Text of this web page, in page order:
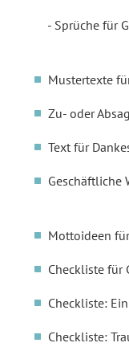
Sprüche für
Mustertexte
Zu- oder
Text für
Geschäftliche
Mottoideen
Checkliste für
Checkliste:
Checkliste: